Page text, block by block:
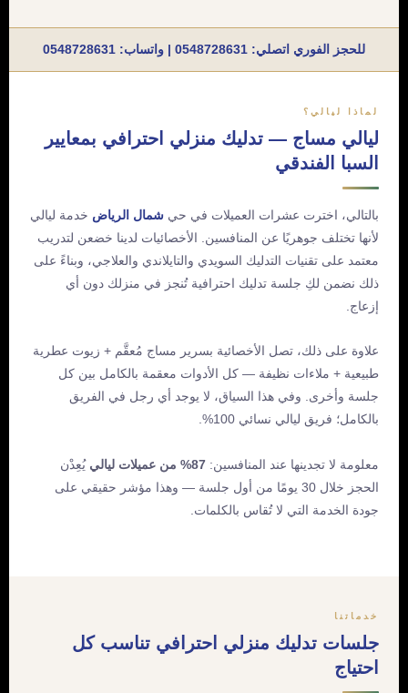
للحجز الفوري اتصلي: 0548728631 | واتساب: 0548728631
لماذا ليالي؟
ليالي مساج — تدليك منزلي احترافي بمعايير
السبا الفندقي
بالتالي، اخترت عشرات العميلات في حيشمال الرياض خدمة ليالي
لأنها تختلف جوهريًا عن المنافسين. الأخصائيات لدينا خضعن لتدريب
معتمد على تقنيات التدليك السويدي والتايلاندي والعلاجي، وبناءً على
ذلك نضمن لكِ جلسة تدليك احترافية تُنجز في منزلك دون أي
إزعاج.
علاوة على ذلك، تصل الأخصائية بسرير مساج مُعقَّم + زيوت عطرية
طبيعية + ملاءات نظيفة — كل الأدوات معقمة بالكامل بين كل
جلسة وأخرى. وفي هذا السياق، لا يوجد أي رجل في الفريق
بالكامل؛ فريق ليالي نسائي 100%.
معلومة لا تجدينها عند المنافسين:87% من عميلات ليالي
يُعِدْن
الحجز خلال 30 يومًا من أول جلسة — وهذا مؤشر حقيقي على
جودة الخدمة التي لا تُقاس بالكلمات.
خدماتنا
جلسات تدليك منزلي احترافي تناسب كل
احتياج